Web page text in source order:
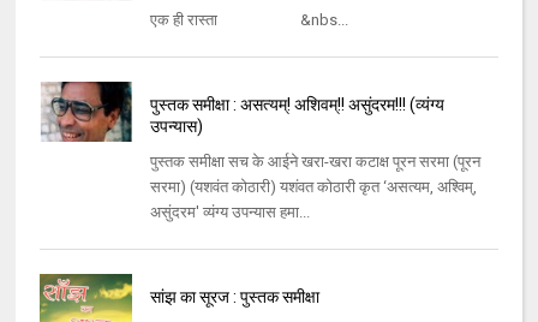
एक ही रास्ता &nbs...
पुस्तक समीक्षा : असत्‍यम्‌! अशिवम्‌!! असुंदरम!!! (व्‍यंग्‍य
उपन्‍यास)
पुस्‍तक समीक्षा सच के आईने खरा-खरा कटाक्ष पूरन सरमा (पूरन
सरमा) (यशवंत कोठारी) यशंवत कोठारी कृत ‘असत्‍यम, अश्‍विम्‌,
असुंदरम' व्‍यंग्‍य उपन्‍यास हमा...
सांझ का सूरज : पुस्तक समीक्षा